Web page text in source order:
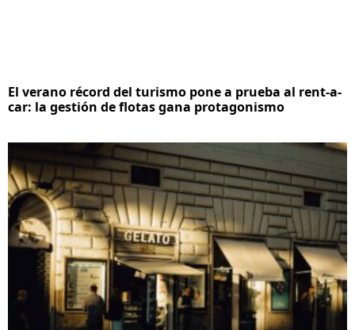
El verano récord del turismo pone a prueba al rent-a-
car: la gestión de flotas gana protagonismo